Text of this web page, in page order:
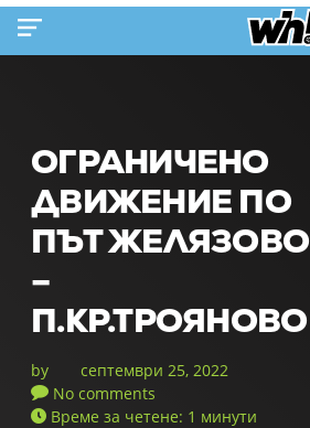
ОГРАНИЧЕНО
ДВИЖЕНИЕ ПО
ПЪТ ЖЕЛЯЗОВО
–
П.КР.ТРОЯНОВО
by
септември 25, 2022
No comments
Време за четене: 1 минути